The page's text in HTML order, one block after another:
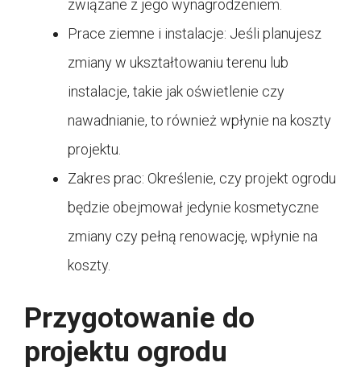
związane z jego wynagrodzeniem.
Prace ziemne i instalacje: Jeśli planujesz
zmiany w ukształtowaniu terenu lub
instalacje, takie jak oświetlenie czy
nawadnianie, to również wpłynie na koszty
projektu.
Zakres prac: Określenie, czy projekt ogrodu
będzie obejmował jedynie kosmetyczne
zmiany czy pełną renowację, wpłynie na
koszty.
Przygotowanie do
projektu ogrodu